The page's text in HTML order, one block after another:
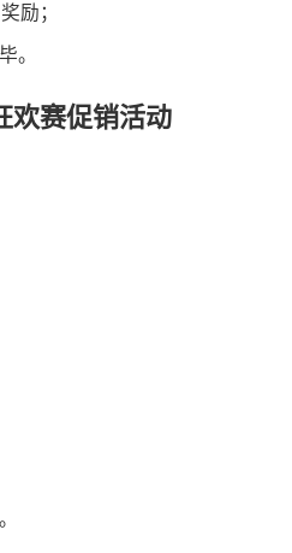
奖励；
。
欢赛促销活动